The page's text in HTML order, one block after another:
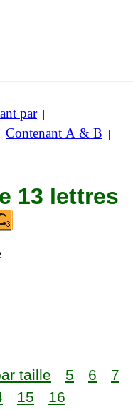
par|
Contenant A & B |
13 lettres
taille 5 6
7
15 16